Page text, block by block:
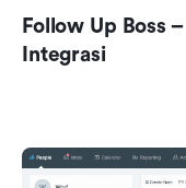
Follow Up Boss
Integrasi